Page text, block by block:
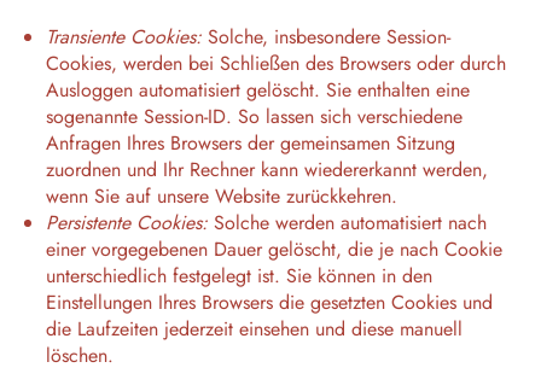
Transiente Cookies: Solche, insbesondere Session-
Cookies, werden bei Schließen des Browsers oder durch
Ausloggen automatisiert gelöscht. Sie enthalten eine
sogenannte Session-ID. So lassen sich verschiedene
Anfragen Ihres Browsers der gemeinsamen Sitzung
zuordnen und Ihr Rechner kann wiedererkannt werden,
wenn Sie auf unsere Website zurückkehren.
Persistente Cookies: Solche werden automatisiert nach
einer vorgegebenen Dauer gelöscht, die je nach Cookie
unterschiedlich festgelegt ist. Sie können in den
Einstellungen Ihres Browsers die gesetzten Cookies und
die Laufzeiten jederzeit einsehen und diese manuell
löschen.